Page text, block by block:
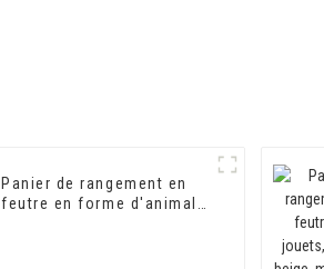
Panier de rangement en
feutre en forme d'animal